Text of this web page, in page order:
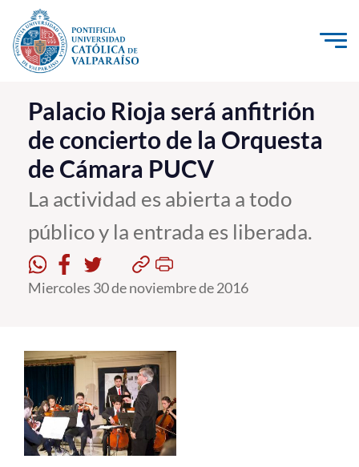
Click acá para ir directamente al contenido
La Universidad
Investigación, Creación e Innovación
PUCV Internacional
Vinculación con el Medio
Admisión
Pregrado
Formación Continua
Estudiantes
Académicos
Palacio Rioja será anfitrión
de concierto de la Orquesta
de Cámara PUCV
La actividad es abierta a todo
público y la entrada es liberada.
Miercoles 30 de noviembre de 2016